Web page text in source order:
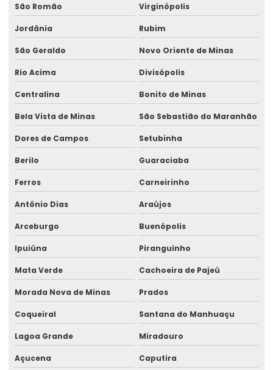
São Romão Virginópolis
Jordânia Rubim
São Geraldo Novo Oriente de Minas
Rio Acima Divisópolis
Centralina Bonito de Minas
Bela Vista de Minas São Sebastião do Maranhão
Dores de Campos Setubinha
Berilo Guaraciaba
Ferros Carneirinho
Antônio Dias Araújos
Arceburgo Buenópolis
Ipuiúna Piranguinho
Mata Verde Cachoeira de Pajeú
Morada Nova de Minas Prados
Coqueiral Santana do Manhuaçu
Lagoa Grande Miradouro
Açucena Caputira